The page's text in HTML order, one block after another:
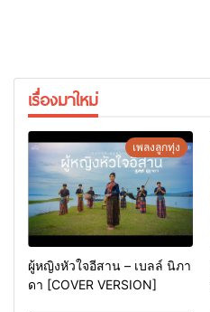
เรื่องมาใหม่
เพลงลูกทุ่ง
ผู้หญิงหัวใจอีสาน – เบลล์ นิภา
ดา [COVER VERSION]